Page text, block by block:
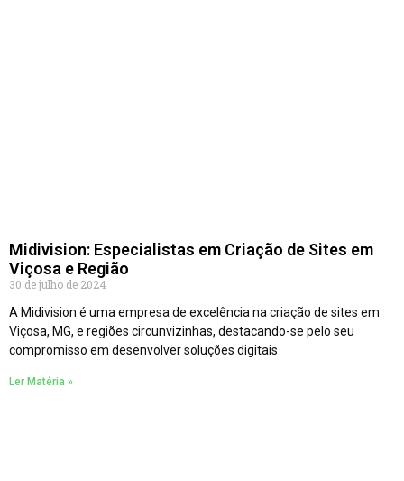
Midivision: Especialistas em Criação de Sites em
Viçosa e Região
30 de julho de 2024
A Midivision é uma empresa de excelência na criação de sites em
Viçosa, MG, e regiões circunvizinhas, destacando-se pelo seu
compromisso em desenvolver soluções digitais
Ler Matéria »